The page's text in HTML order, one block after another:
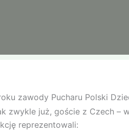
zawody Pucharu Polski
zwykle już, goście z Czech –
reprezentowali: